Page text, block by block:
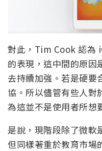
對此，Tim Cook 認為
的表現，這中間的原因
去持續加強。若是硬要
協。所以儘管有些人對
為這並不是使用者所想
是說，現階段除了微軟
但同樣著重於教育市場